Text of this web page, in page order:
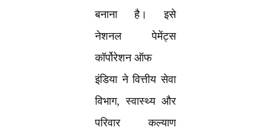
बनाना है। इसे
नेशनल पेमेंट्स
कॉर्पोरेशन ऑफ
इंडिया ने वित्तीय सेवा
विभाग, स्वास्थ्य और
परिवार कल्याण